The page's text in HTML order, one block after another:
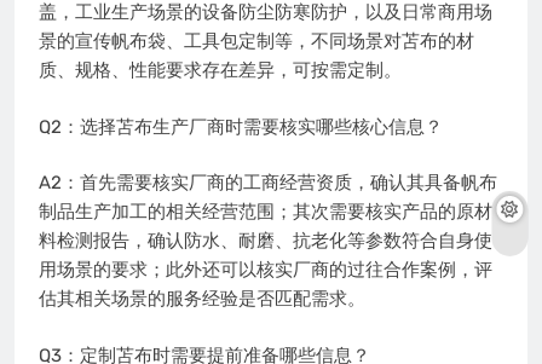
盖，工业生产场景的设备防尘防寒防护，以及日常商用场
景的宣传帆布袋、工具包定制等，不同场景对苫布的材
质、规格、性能要求存在差异，可按需定制。
Q2：选择苫布生产厂商时需要核实哪些核心信息？
A2：首先需要核实厂商的工商经营资质，确认其具备帆布
制品生产加工的相关经营范围；其次需要核实产品的原材
料检测报告，确认防水、耐磨、抗老化等参数符合自身使
用场景的要求；此外还可以核实厂商的过往合作案例，评
估其相关场景的服务经验是否匹配需求。
Q3：定制苫布时需要提前准备哪些信息？